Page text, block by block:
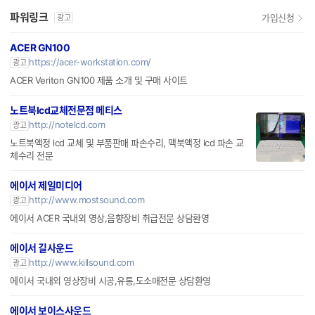
파워링크 광고 가입신청
ACER GN100
광고 https://acer-workstation.com/
ACER Veriton GN100 제품 소개 및 구매 사이트
노트북lcd교체전문점 메티스
광고 http://notelcd.com
노트북액정 lcd 교체 및 부품판매 파손수리, 맥북액정 lcd 파손 교
체수리 전문
에이서 제일미디어
광고 http://www.mostsound.com
에이서 ACER 국내외 영상,음향장비 취급전문 상담환영
에이서 길사운드
광고 http://www.killsound.com
에이서 국내외 영상장비 시공,유통,도소매전문 상담환영
에이서 보이스사운드